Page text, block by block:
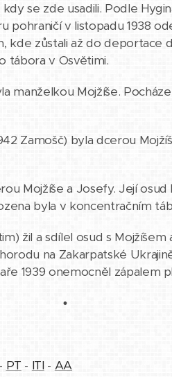
se zde usadili. Podle
pohraničí v listopadu 1938
kde zůstali až do deportace
tábora v Osvětimi.
manželkou Mojžíše.
Zamošč) byla dcerou
Mojžíše a Josefy. Její
byla v koncentračním
žil a sdílel osud s
na Zakarpatské
1939 onemocněl zápalem
•
PT - ITI- AA